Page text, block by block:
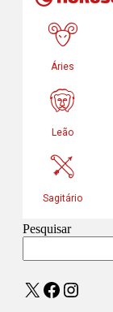
Pesquisar
X Facebook